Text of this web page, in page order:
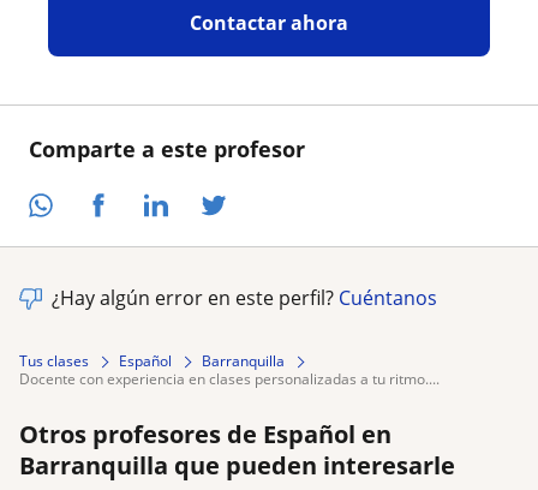
Comparte a este profesor
Contactar ahora
¿Hay algún error en este perfil? Cuéntanos
Tus clases Español
Barranquilla
docente con experiencia en clases personalizadas a tu ritmo....
Otros profesores de Español en
Barranquilla que pueden interesarle